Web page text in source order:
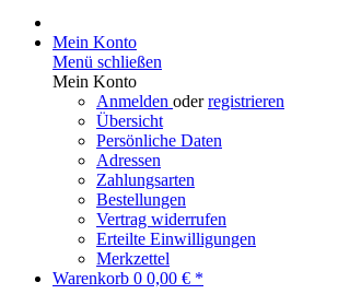
Mein Konto
Menü schließen
Mein Konto
Anmelden oderregistrieren
Übersicht
Persönliche Daten
Adressen
Zahlungsarten
Bestellungen
Vertrag widerrufen
Erteilte Einwilligungen
Merkzettel
Warenkorb 0 0,00 € *